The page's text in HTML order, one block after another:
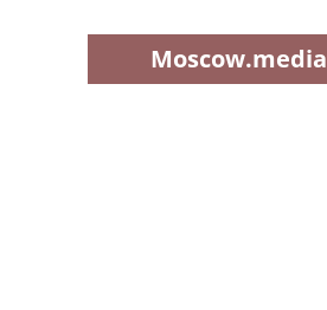
Moscow.media